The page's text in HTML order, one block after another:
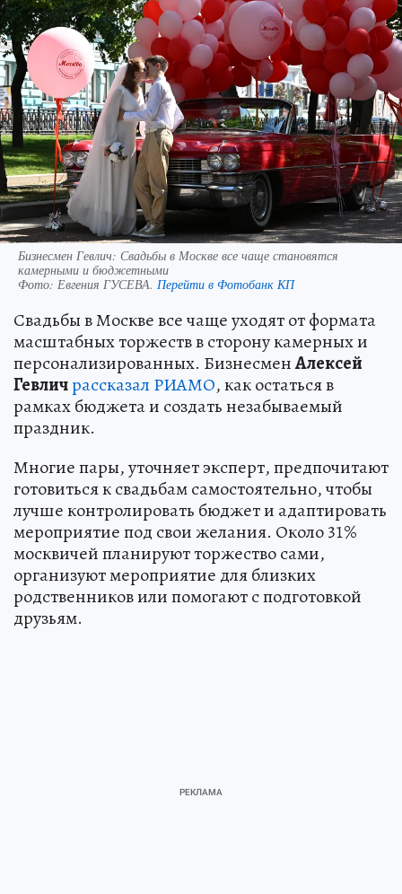
Бизнесмен Гевлич: Свадьбы в Москве все чаще становятся
камерными и бюджетными
Фото: Евгения ГУСЕВА. Перейти в Фотобанк КП
Свадьбы в Москве все чаще уходят от формата
масштабных торжеств в сторону камерных и
персонализированных. БизнесменАлексей
Гевличрассказал РИАМО, как остаться в
рамках бюджета и создать незабываемый
праздник.
Многие пары, уточняет эксперт, предпочитают
готовиться к свадьбам самостоятельно, чтобы
лучше контролировать бюджет и адаптировать
мероприятие под свои желания. Около 31%
москвичей планируют торжество сами,
организуют мероприятие для близких
родственников или помогают с подготовкой
друзьям.